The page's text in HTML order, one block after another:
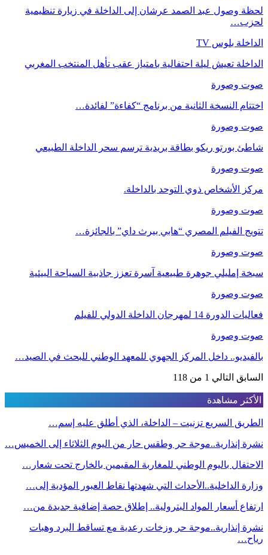
لحظة وصول عبد الصمد عرشان إلى الداخلة في زيارة تنظيمية
لحزب…
الداخلة بلوس TV
الداخلة تعيش ليلة احتفالية بامتياز عقب تأهل المنتخب المغربي
صوت وصورة
اختتام النسخة الثانية من برنامج “كفاءة” لفائدة…
صوت وصورة
شاطئ بورتو ريكو بطاقة بريدية ترسم سحر الداخلة الطبيعي
صوت وصورة
مركز الأشخاص ذوي التوحد بالداخلة.
صوت وصورة
تتويج الفيلم المصري “هابي بيرث داي” بالجائزة…
صوت وصورة
سبخة إمليلي جوهرة طبيعية آسرة تعزز جاذبية السياحة البيئية
صوت وصورة
فعاليات الدورة 14 لمهرجان الداخلة الدولي للفيلم
صوت وصورة
بالفيديو.. داخل المركز الجهوي للمعهد الوطني للبحث في الصيد…
السابق التالي 1 من 118
الأكثر مشاهدة
الطريق السريع تزنيت – الداخلة، الذي أطلق عليه إسم…
نشرة إنذارية..موجة حر وطقس حار من اليوم الثلاثاء إلى الخميس…
الاحتفال باليوم الوطني للمغاربة المقيمين بالخارج تحت شعار…
وزارة الداخلية..الأحداث التي شهدتها نقاط العبور المؤدية إلى…
ارتفاع أسعار المواد البترولية.. إطلاق حصة إضافية جديدة من…
نشرة إنذارية..موجة حر وزخات رعدية مع تساقط البرد وهبات
رياح…